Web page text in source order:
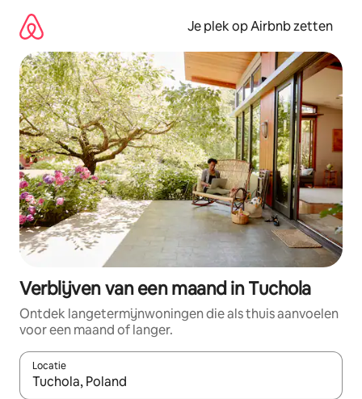
direct
naar
inhoud
Je plek op Airbnb zetten
Verblijven van een maand in Tuchola
Ontdek langetermijnwoningen die als thuis aanvoelen
voor een maand of langer.
Locatie
Wanneer er resultaten beschikbaar zijn, maak je een keuze